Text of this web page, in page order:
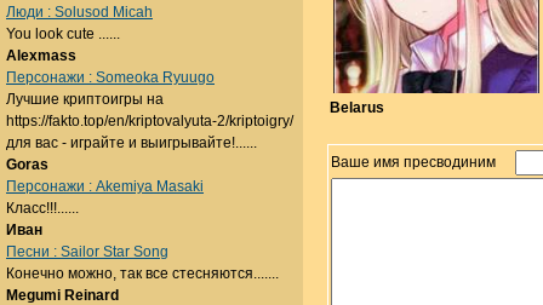
Belarus
Ваше имя пресводиним
Люди : Solusod Micah
You look cute ......
Alexmass
Персонажи : Someoka Ryuugo
Лучшие криптоигры на
https://fakto.top/en/kriptovalyuta-2/kriptoigry/
для вас - играйте и выигрывайте!......
Goras
Персонажи : Akemiya Masaki
Класс!!!......
Иван
Песни : Sailor Star Song
Конечно можно, так все стесняются.......
Megumi Reinard